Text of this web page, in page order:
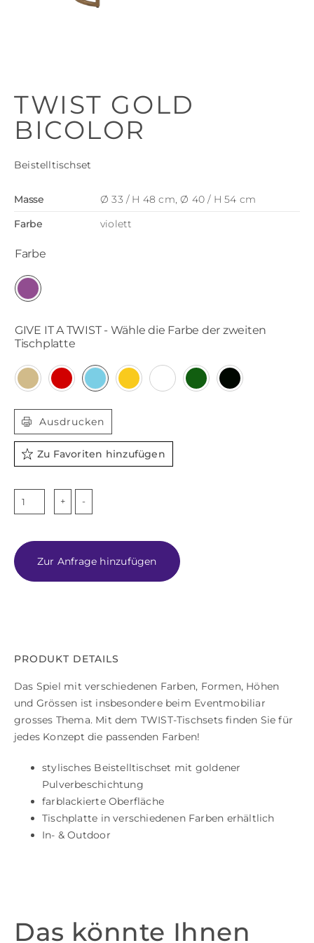
TWIST GOLD
BICOLOR
Beistelltischset
Masse
Ø 33 / H 48 cm, Ø 40 / H 54 cm
Farbe
violett
Farbe
GIVE IT A TWIST - Wähle die Farbe der zweiten
Tischplatte
Ausdrucken
Zu Favoriten hinzufügen
TWIST
BICOLOR
MengeZur Anfrage hinzufügen
PRODUKT DETAILS
Das Spiel mit verschiedenen Farben, Formen, Höhen
und Grössen ist insbesondere beim Eventmobiliar
grosses Thema. Mit dem TWIST-Tischsets finden Sie für
jedes Konzept die passenden Farben!
stylisches Beistelltischset mit goldener
Pulverbeschichtung
farblackierte Oberfläche
Tischplatte in verschiedenen Farben erhältlich
In- & Outdoor
Das könnte Ihnen